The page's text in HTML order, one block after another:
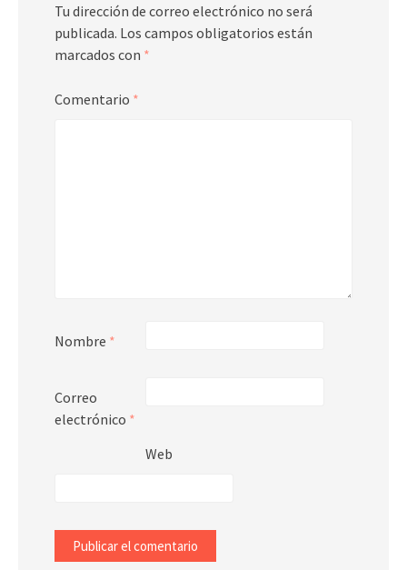
Tu dirección de correo electrónico no será
publicada. Los campos obligatorios están
marcados con *
Comentario *
Nombre *
Correo
electrónico *
Web